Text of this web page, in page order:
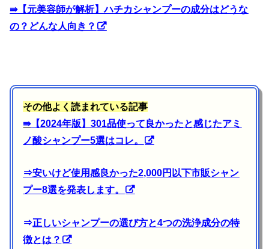
⇛【元美容師が解析】ハチカシャンプーの成分はどうな
の？どんな人向き？
その他よく読まれている記事
⇛【2024年版】301品使って良かったと感じたアミ
ノ酸シャンプー5選はコレ。
⇒安いけど使用感良かった2,000円以下市販シャン
プー8選を発表します。
⇒正しいシャンプーの選び方と4つの洗浄成分の特
徴とは？